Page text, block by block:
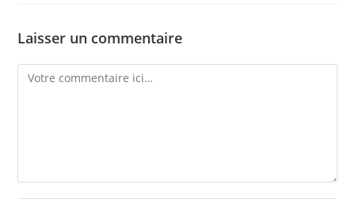
Laisser un commentaire
Comment